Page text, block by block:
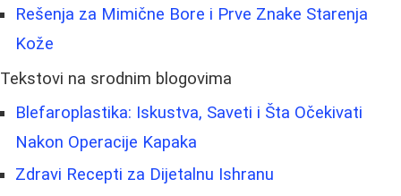
Rešenja za Mimične Bore i Prve Znake Starenja
Kože
Tekstovi na srodnim blogovima
Blefaroplastika: Iskustva, Saveti i Šta Očekivati
Nakon Operacije Kapaka
Zdravi Recepti za Dijetalnu Ishranu